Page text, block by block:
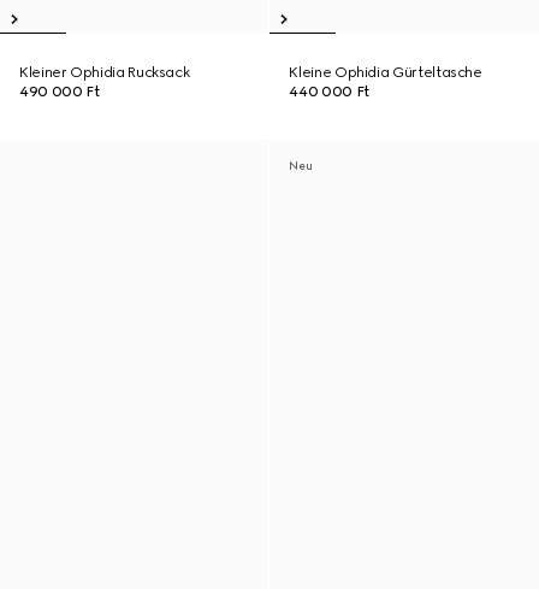
Kleiner Ophidia Rucksack
490 000 Ft
Kleine Ophidia Gürteltasche
440 000 Ft
Neu